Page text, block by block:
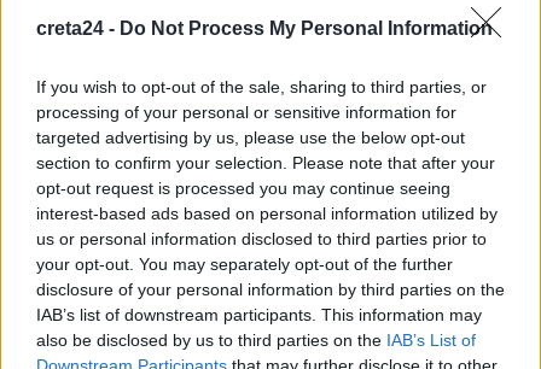
creta24 - Do Not Process My Personal Information
If you wish to opt-out of the sale, sharing to third parties, or
processing of your personal or sensitive information for
targeted advertising by us, please use the below opt-out
section to confirm your selection. Please note that after your
opt-out request is processed you may continue seeing
interest-based ads based on personal information utilized by
us or personal information disclosed to third parties prior to
your opt-out. You may separately opt-out of the further
disclosure of your personal information by third parties on the
IAB’s list of downstream participants. This information may
also be disclosed by us to third parties on the IAB’s List of
Downstream Participants that may further disclose it to other
νερού. Παράλληλα, η παραγωγή υφασμάτων συνδέεται
με τη ρύπανση των υδάτων, ενώ το πλύσιμο συνθετικών
Επίσης να σημειωθεί πως το πρόβλημα δεν τελειώνει
στην παραγωγή καθώς λιγότερα από τα μισά
μεταχειρισμένα ρούχα συλλέγονται για
επαναχρησιμοποίηση ή ανακύκλωση, ενώ μόλις το 1%
των μεταχειρισμένων ρούχων ανακυκλώνεται σε νέα
ρούχα. Αυτό δείχνει γιατί η επαναχρησιμοποίηση
αποκτά όλο και μεγαλύτερη σημασία.